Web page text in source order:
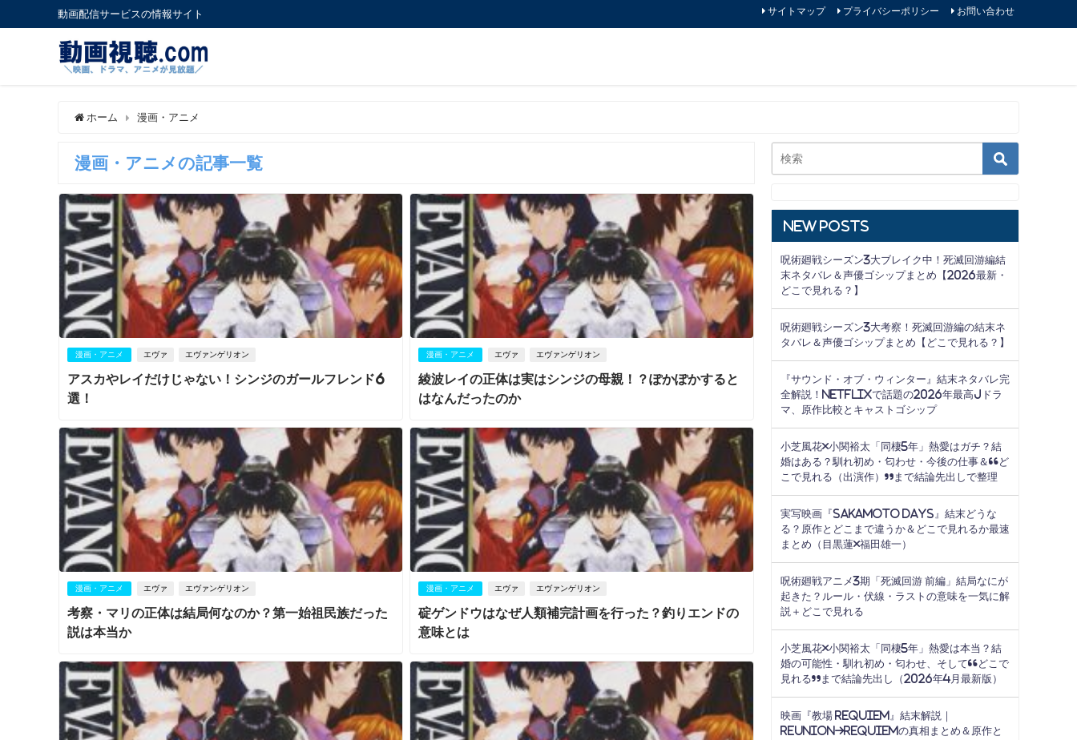
動画配信サービスの情報サイト サイトマップ プライバシーポリシー お問い合わせ
ホーム 漫画・アニメ
漫画・アニメの記事一覧
漫画・アニメ エヴァ エヴァンゲリオン
アスカやレイだけじゃない！シンジのガールフレンド6
選！
漫画・アニメ エヴァ エヴァンゲリオン
綾波レイの正体は実はシンジの母親！？ぽかぽかすると
はなんだったのか
漫画・アニメ エヴァ エヴァンゲリオン
考察・マリの正体は結局何なのか？第一始祖民族だった
説は本当か
漫画・アニメ エヴァ エヴァンゲリオン
碇ゲンドウはなぜ人類補完計画を行った？釣りエンドの
意味とは
New Posts
呪術廻戦シーズン3大ブレイク中！死滅回游編結
末ネタバレ＆声優ゴシップまとめ【2026最新・
どこで見れる？】
呪術廻戦シーズン3大考察！死滅回游編の結末ネ
タバレ＆声優ゴシップまとめ【どこで見れる？】
『サウンド・オブ・ウィンター』結末ネタバレ完
全解説！Netflixで話題の2026年最高Jドラ
マ、原作比較とキャストゴシップ
小芝風花×小関裕太「同棲5年」熱愛はガチ？結
婚はある？馴れ初め・匂わせ・今後の仕事＆“ど
こで見れる（出演作）”まで結論先出しで整理
実写映画『SAKAMOTO DAYS』結末どうな
る？原作とどこまで違うか＆どこで見れるか最速
まとめ（目黒蓮×福田雄一）
呪術廻戦アニメ3期「死滅回游 前編」結局なにが
起きた？ルール・伏線・ラストの意味を一気に解
説＋どこで見れる
小芝風花×小関裕太「同棲5年」熱愛は本当？結
婚の可能性・馴れ初め・匂わせ、そして“どこで
見れる”まで結論先出し（2026年4月最新版）
映画『教場 Requiem』結末解説｜
Reunion→Requiemの真相まとめ＆原作と